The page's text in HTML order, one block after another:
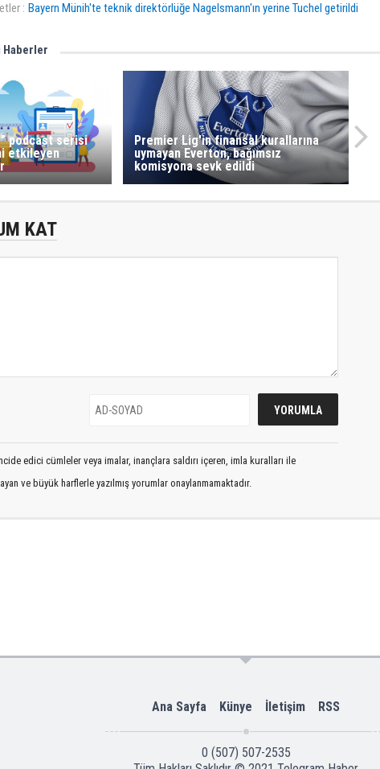
: Bayern Münih'te teknik direktörlüğe Nagelsmann'ın yerine Tuchel getirildi
Haberler
podcast serisi
etkileyen
Premier Lig'in finansal kurallarına
uymayan Everton, bağımsız
komisyona sevk edildi
KAT
edici cümleler veya imalar, inançlara saldırı içeren, imla kuralları ile
ve büyük harflerle yazılmış yorumlar onaylanmamaktadır.
Ana Sayfa Künye İletişim RSS
0 (507) 507-2535